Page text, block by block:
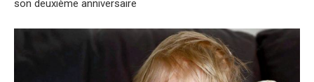
son deuxième anniversaire